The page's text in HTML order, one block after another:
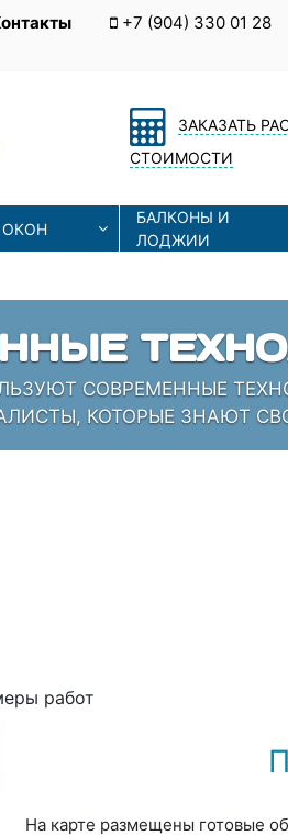
+7 (904) 330 01 28
ЗАКАЗАТЬ
СТОИМОСТИ
ОКОН
БАЛКОНЫ И
ЛОДЖИИ
СОВРЕМЕННЫЕ
КОТОРЫЕ ЗНАЮТ
работ
На карте размещены готовые